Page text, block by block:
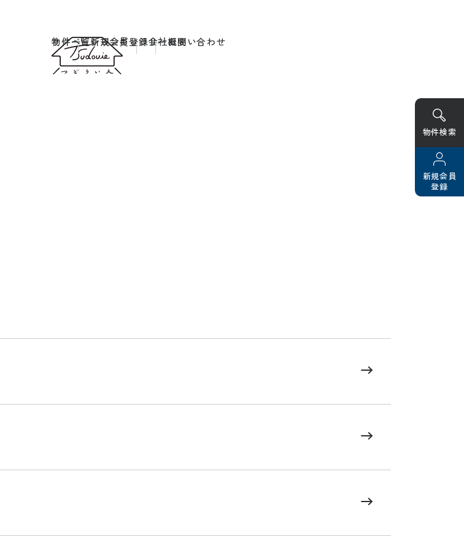
物件一覧新規会員登録会社概要
リノベーションギャラリーお問い合わせ
物件検索
新規会員
登録